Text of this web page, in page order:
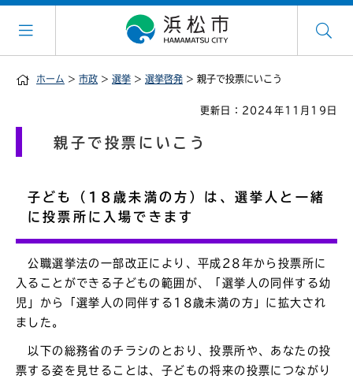
ホーム > 市政 > 選挙 > 選挙啓発 > 親子で投票にいこう
更新日：2024年11月19日
親子で投票にいこう
子ども（18歳未満の方）は、選挙人と一緒
に投票所に入場できます
公職選挙法の一部改正により、平成28年から投票所に
入ることができる子どもの範囲が、「選挙人の同伴する幼
児」から「選挙人の同伴する18歳未満の方」に拡大され
ました。
以下の総務省のチラシのとおり、投票所や、あなたの投
票する姿を見せることは、子どもの将来の投票につながり